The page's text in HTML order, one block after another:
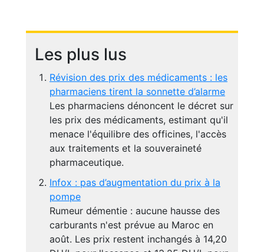
Les plus lus
Révision des prix des médicaments : les
pharmaciens tirent la sonnette d’alarme
Les pharmaciens dénoncent le décret sur
les prix des médicaments, estimant qu'il
menace l'équilibre des officines, l'accès
aux traitements et la souveraineté
pharmaceutique.
Infox : pas d’augmentation du prix à la
pompe
Rumeur démentie : aucune hausse des
carburants n'est prévue au Maroc en
août. Les prix restent inchangés à 14,20